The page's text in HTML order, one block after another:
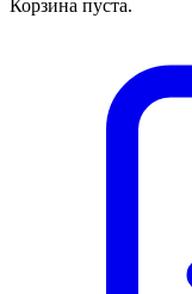
Корзина пуста.